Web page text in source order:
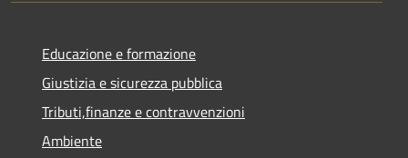
Educazione e formazione
Giustizia e sicurezza pubblica
Tributi,finanze e contravvenzioni
Ambiente